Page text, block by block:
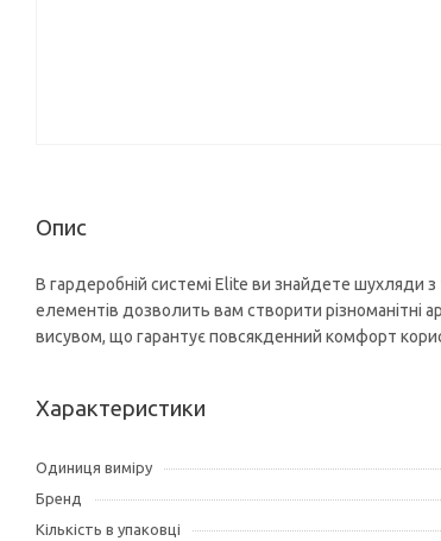
Опис
В гардеробній системі Elite ви знайдете шухляди з
елементів дозволить вам створити різноманітні
висувом, що гарантує повсякденний комфорт
Характеристики
Одиниця виміру
Бренд
Кількість в упаковці